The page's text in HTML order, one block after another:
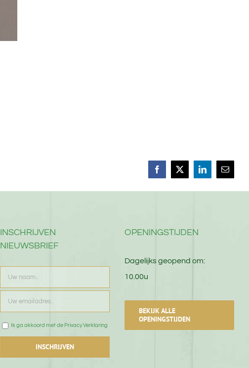
Facebook
X LinkedIn
E-
mail
INSCHRIJVEN
NIEUWSBRIEF
Ik ga akkoord met de Privacy Verklaring
OPENINGSTIJDEN
Dagelijks geopend om:
10.00u
BEKIJK ALLE
OPENINGSTIJDEN